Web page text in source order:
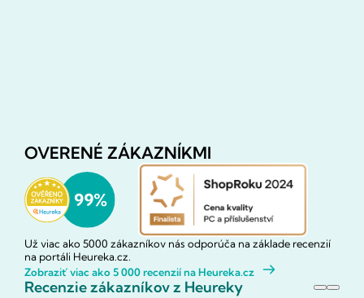
OVERENÉ ZÁKAZNÍKMI
Už viac ako 5000 zákazníkov nás odporúča na základe recenzií
na portáli Heureka.cz.
Zobraziť viac ako 5 000 recenzií na Heureka.cz
Recenzie zákazníkov z Heureky